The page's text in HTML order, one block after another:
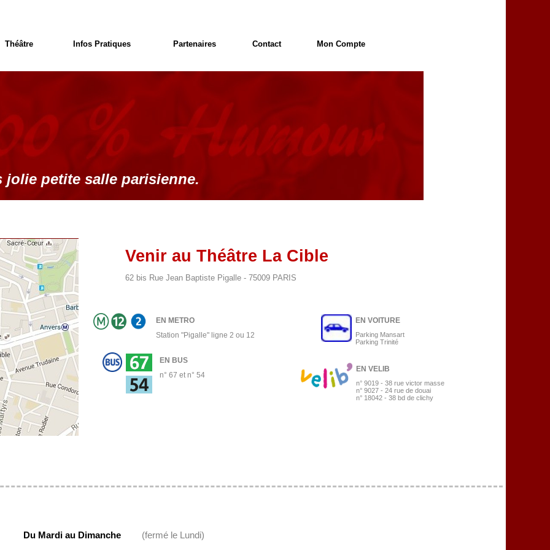
Venir au Théâtre La Cible
62 bis Rue Jean Baptiste Pigalle - 75009 PARIS
EN METRO
Station "Pigalle" ligne 2 ou 12
EN VOITURE
Parking Mansart
Parking Trinité
EN BUS
n° 67 et n° 54
EN VELIB
n° 9019 - 38 rue victor masse
n° 9027 - 24 rue de douai
n° 18042 - 38 bd de clichy
jolie petite salle parisienne.
Théâtre Infos Pratiques Partenaires Contact Mon Compte
Du Mardi au Dimanche (fermé le Lundi)